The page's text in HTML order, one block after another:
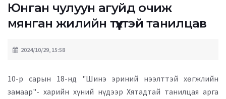
Юнган чулуун агуйд очиж
мянган жилийн түүхтэй танилцав
2024/10/29, 15:58
10-р сарын 18-нд "Шинэ эриний нээлттэй хөгжлийн
замаар"- харийн хүний нүдээр Хятадтай танилцая арга